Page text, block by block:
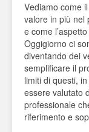
Vediamo come
valore in più nel
e come
Oggigiorno ci
diventando dei
semplificare il
limiti di questi,
essere valutato
professionale
riferimento e